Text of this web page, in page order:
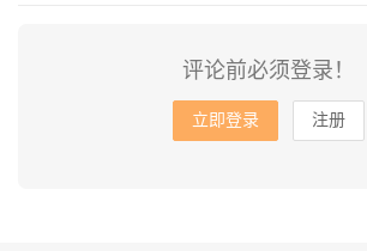
评论前必须登录！
立即登录 注册